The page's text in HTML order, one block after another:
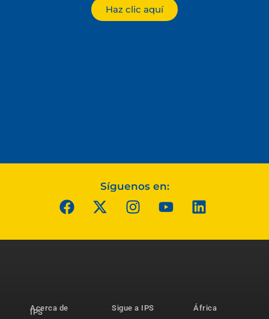
Haz clic aquí
Síguenos en:
Acerca de
IPS
Sigue a IPS
África